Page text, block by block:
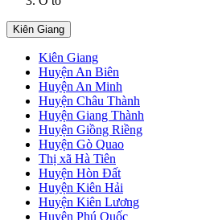
Kiên Giang
Kiên Giang
Huyện An Biên
Huyện An Minh
Huyện Châu Thành
Huyện Giang Thành
Huyện Giồng Riềng
Huyện Gò Quao
Thị xã Hà Tiên
Huyện Hòn Đất
Huyện Kiên Hải
Huyện Kiên Lương
Huyện Phú Quốc